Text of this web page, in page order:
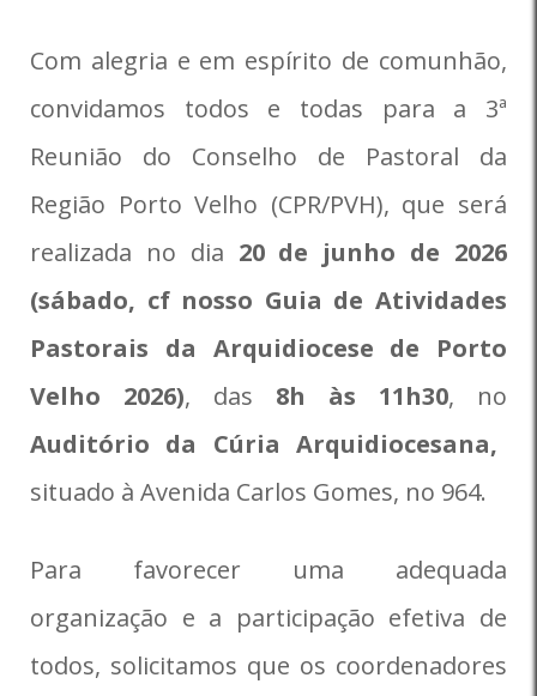
Com alegria e em espírito de comunhão,
convidamos todos e todas para a 3ª
Reunião do Conselho de Pastoral da
Região Porto Velho (CPR/PVH), que será
realizada no dia 20 de junho de 2026
(sábado, cf nosso Guia de Atividades
Pastorais da Arquidiocese de Porto
Velho 2026), das 8h às 11h30, no
Auditório da Cúria Arquidiocesana,
situado à Avenida Carlos Gomes, no 964.
Para favorecer uma adequada
organização e a participação efetiva de
todos, solicitamos que os coordenadores